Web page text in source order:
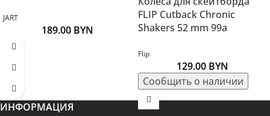
JART
189.00 BYN
FLIP Cutback Chronic
Shakers 52 mm 99a
Flip
129.00 BYN
ИНФОРМАЦИЯ